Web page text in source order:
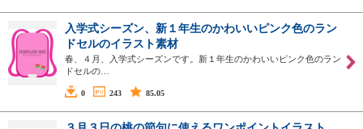
入学式シーズン、新１年生のかわいいピンク色のラン
ドセルのイラスト素材
春、４月、入学式シーズンです。新１年生のかわいいピンク色のラン
ドセルの…
0 243 85.05